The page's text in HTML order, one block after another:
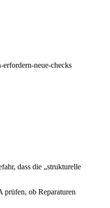
neue-checks
dass die „strukturelle
prüfen, ob Reparaturen